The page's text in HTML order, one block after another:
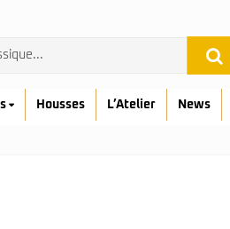
Housses L’Atelier News